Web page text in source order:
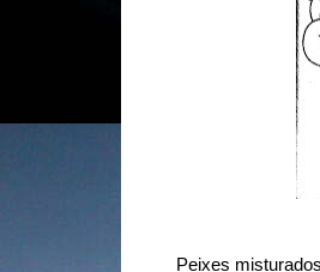
Peixes